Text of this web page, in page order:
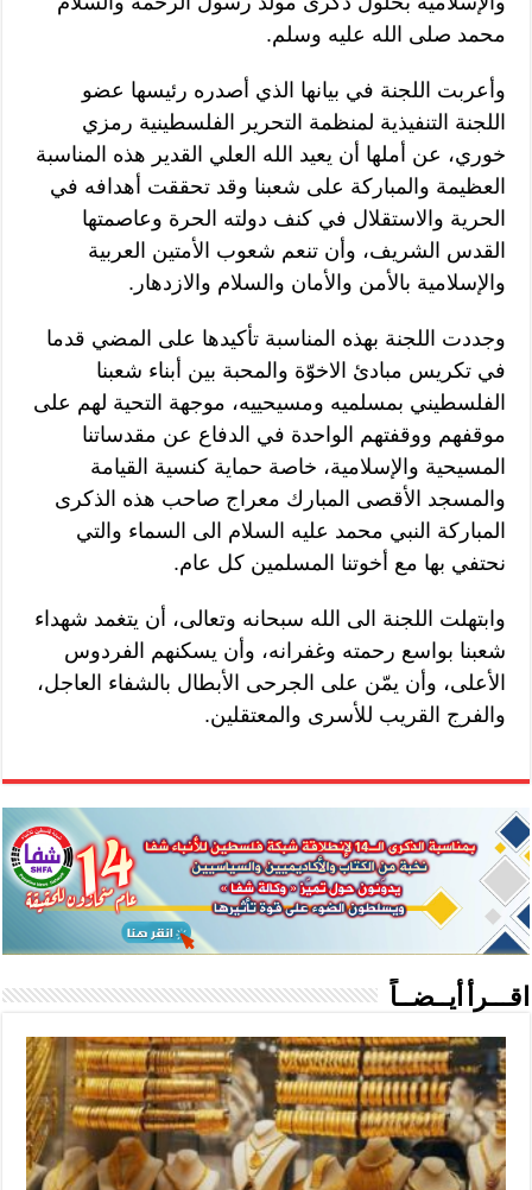
محمد صلى الله عليه وسلم.
وأعربت اللجنة في بيانها الذي أصدره رئيسها عضو
اللجنة التنفيذية لمنظمة التحرير الفلسطينية رمزي
خوري، عن أملها أن يعيد الله العلي القدير هذه المناسبة
العظيمة والمباركة على شعبنا وقد تحققت أهدافه في
الحرية والاستقلال في كنف دولته الحرة وعاصمتها
القدس الشريف، وأن تنعم شعوب الأمتين العربية
والإسلامية بالأمن والأمان والسلام والازدهار.
وجددت اللجنة بهذه المناسبة تأكيدها على المضي قدما
في تكريس مبادئ الاخوّة والمحبة بين أبناء شعبنا
الفلسطيني بمسلميه ومسيحييه، موجهة التحية لهم على
موقفهم ووقفتهم الواحدة في الدفاع عن مقدساتنا
المسيحية والإسلامية، خاصة حماية كنسية القيامة
والمسجد الأقصى المبارك معراج صاحب هذه الذكرى
المباركة النبي محمد عليه السلام الى السماء والتي
نحتفي بها مع أخوتنا المسلمين كل عام.
وابتهلت اللجنة الى الله سبحانه وتعالى، أن يتغمد شهداء
شعبنا بواسع رحمته وغفرانه، وأن يسكنهم الفردوس
الأعلى، وأن يمّن على الجرحى الأبطال بالشفاء العاجل،
والفرج القريب للأسرى والمعتقلين.
اقـــرأ أيــضــاً